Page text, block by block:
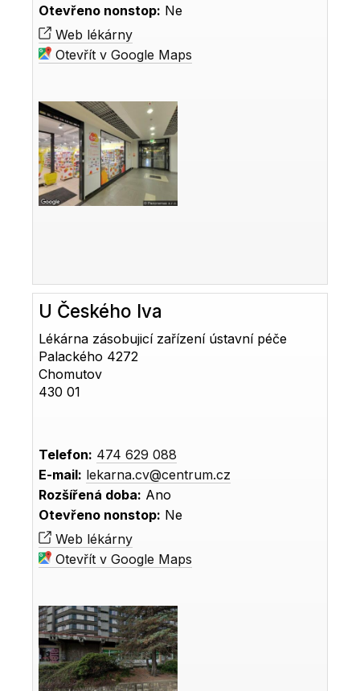
Otevřeno nonstop: Ne
Web lékárny
Otevřít v Google Maps
U Českého lva
Lékárna zásobujicí zařízení ústavní péče
Palackého 4272
Chomutov
430 01
Telefon: 474 629 088
E-mail: lekarna.cv@centrum.cz
Rozšířená doba: Ano
Otevřeno nonstop: Ne
Web lékárny
Otevřít v Google Maps